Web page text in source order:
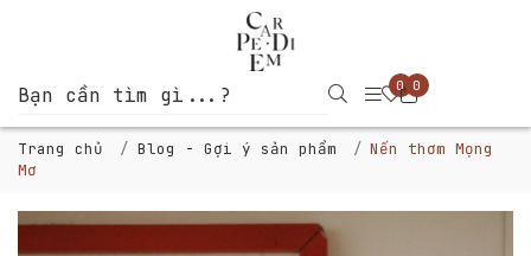
0 0
Trang chủ Blog - Gợi ý sản phẩm
Nến thơm Mọng
Mơ